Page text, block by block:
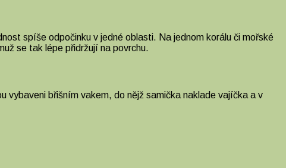
spíše odpočinku v jedné oblasti. Na jednom korálu či mořské
se tak lépe přidržují na povrchu.
břišním vakem, do nějž samička naklade vajíčka a v